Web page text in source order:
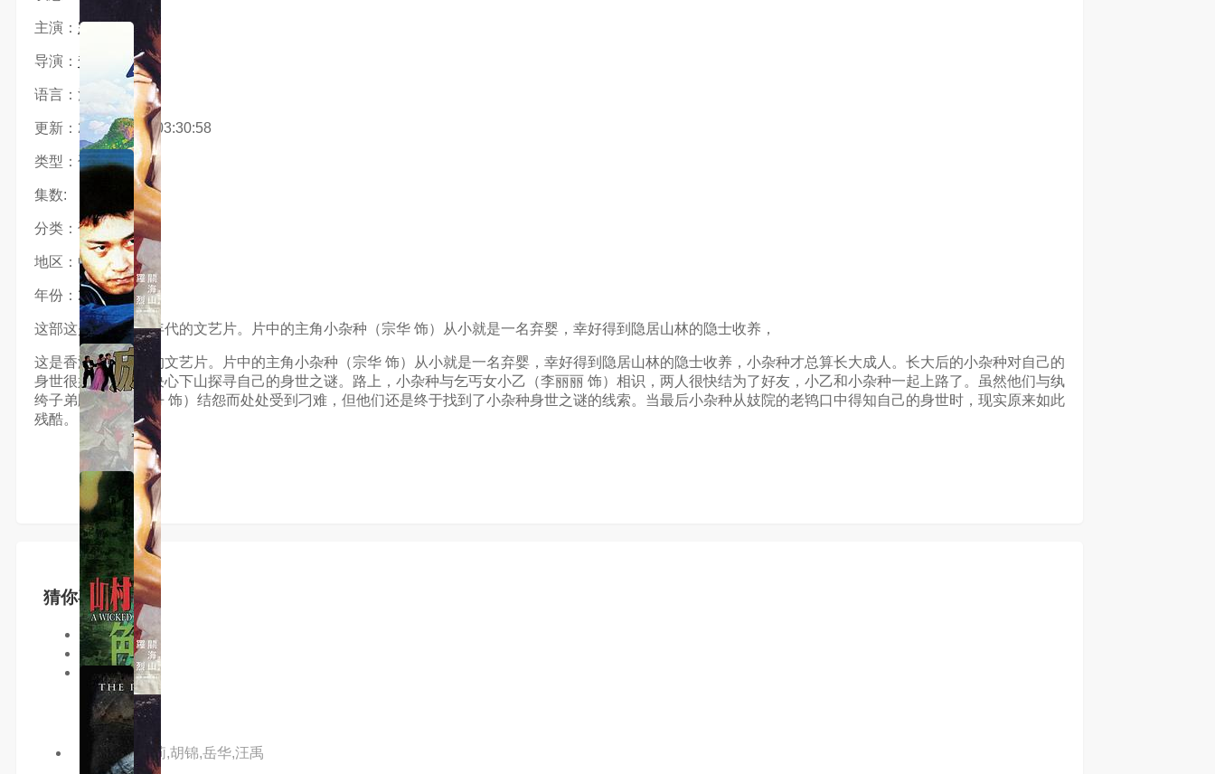
主演： 宗华
导演： 楚原
语言：汉语普通话
更新：2026-02-06 03:30:58
类型：邵氏电影
集数:
分类：邵氏电影
地区：中国香港
年份：2026
这部这是香港七十年代的文艺片。片中的主角小杂种（宗华 饰）从小就是一名弃婴，幸好得到隐居山林的隐士收养，
这是香港七十年代的文艺片。片中的主角小杂种（宗华 饰）从小就是一名弃婴，幸好得到隐居山林的隐士收养，小杂种才总算长大成人。长大后的小杂种对自己的
身世很好奇，于是决心下山探寻自己的身世之谜。路上，小杂种与乞丐女小乙（李丽丽 饰）相识，两人很快结为了好友，小乙和小杂种一起上路了。虽然他们与纨
绔子弟顾英豪（刘丹 饰）结怨而处处受到刁难，但他们还是终于找到了小杂种身世之谜的线索。当最后小杂种从妓院的老鸨口中得知自己的身世时，现实原来如此
残酷。
猜你喜欢
同类型
同地区
同年份
主演：何莉莉,胡锦,岳华,汪禹